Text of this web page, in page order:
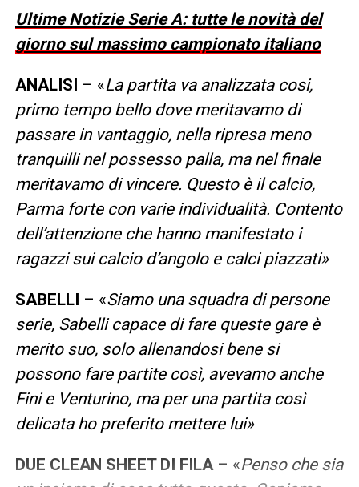
Ultime Notizie Serie A: tutte le novità del
giorno sul massimo campionato italiano
ANALISI – «La partita va analizzata cosi,
primo tempo bello dove meritavamo di
passare in vantaggio, nella ripresa meno
tranquilli nel possesso palla, ma nel finale
meritavamo di vincere. Questo è il calcio,
Parma forte con varie individualità. Contento
dell’attenzione che hanno manifestato i
ragazzi sui calcio d’angolo e calci piazzati»
SABELLI – «Siamo una squadra di persone
serie, Sabelli capace di fare queste gare è
merito suo, solo allenandosi bene si
possono fare partite così, avevamo anche
Fini e Venturino, ma per una partita così
delicata ho preferito mettere lui»
DUE CLEAN SHEET DI FILA– «Penso che sia